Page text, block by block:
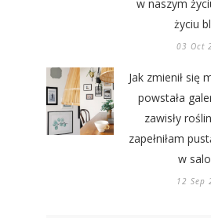
w naszym
życiu
03 Oct
Jak zmienił się
powstała
zawisły
zapełniłam
w
12 Sep